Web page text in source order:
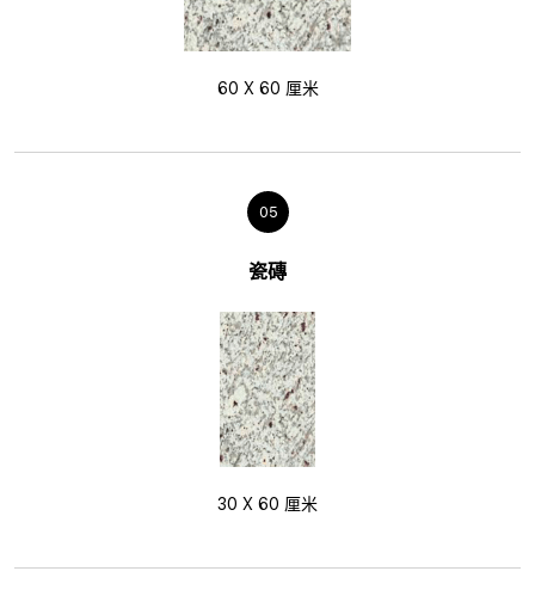
60 X 60 厘米
05
瓷磚
30 X 60 厘米